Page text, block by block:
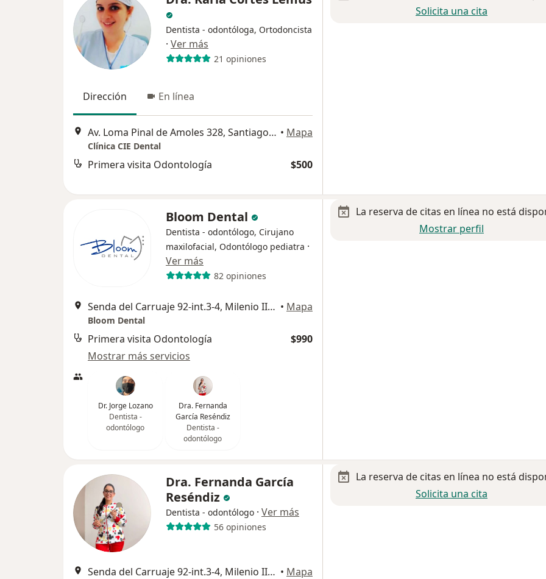
Dentista - odontóloga, Ortodoncista
· Ver más
21 opiniones
Dirección En línea
Av. Loma Pinal de Amoles 328, Santiago de Querétaro • Mapa
Clínica CIE Dental
Primera visita Odontología $500
Solicita una cita
Bloom Dental
Dentista - odontólogo, Cirujano
maxilofacial, Odontólogo pediatra ·
Ver más
82 opiniones
Senda del Carruaje 92-int.3-4, Milenio III,, Querétaro • Mapa
Bloom Dental
Primera visita Odontología
$990
Mostrar más servicios
Dr. Jorge Lozano
Dentista -
odontólogo
Dra. Fernanda
García Reséndiz
Dentista -
odontólogo
La reserva de citas en línea no está
Mostrar perfil
Dra. Fernanda García
Reséndiz
Dentista - odontólogo · Ver más
56 opiniones
Senda del Carruaje 92-int.3-4, Milenio III,, Querétaro • Mapa
La reserva de citas en línea no está
Solicita una cita